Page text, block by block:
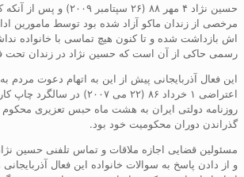
حسین نژاد ۴ مهر ۸۸ (۲۶
مرخصی از زندان ماکو آزاد شده بود توسط مامورین
اش بازداشت شده و تا کنون هیچ تماسی با خانواده
رسمی حاکی از آن است که حسین نژاد در زندان تحت
این فعال آذربایجانی پیش از این به اتهام دعوت مردم
اعتراضی ۱ خرداد ۸۶ (۲۲ می ۲۰۰۷) در
روزنامه دولتی ایران به هشت ماه حبس تعزیری
گذراندن دوران محکومیت خود بود.
مسئولین قضایی اجازه ملاقات و تماس تلفنی حسین نژاد
و از دادن پاسخ به سوالات خانواده این فعال